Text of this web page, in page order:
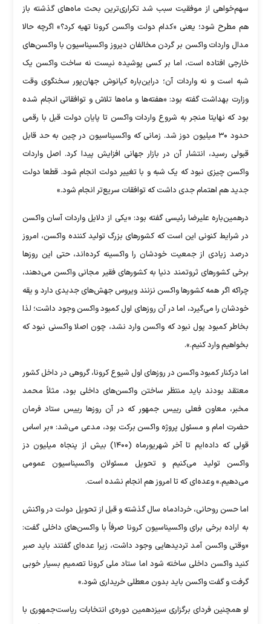
سهم‌خواهی از موفقیت سبب شد تکراری‌ترین بحث ماه‌های گذشته باز
هم مطرح شود؛ یعنی «کدام دولت واکسن کرونا تهیه کرد؟» اگرچه حالا
مدال واردات واکسن بر گردن مخالفان دیروز واکسیناسیون با واکسن‌های
خارجی افتاده است، اما بر کسی پوشیده نیست نه ساخت واکسن یک
شبه است و نه واردات آن؛ دراین‌باره کیانوش جهان‌پور سخنگوی وقت
وزارت بهداشت گفته بود: «هفته‌ها و ماه‌ها تلاش و توافقاتی انجام شده
بود که نهایتا منجر به شروع واردات واکسن تا پایان دولت قبل با رقمی
حدود ۳۰ میلیون دوز شد. زمانی که واکسیناسیون در چین به حد قابل
قبولی رسید، انتشار آن در بازار جهانی افزایش پیدا کرد. اصل واردات
واکسن چیزی نبود که یک شبه و با تغییر دولت انجام شود. قطعا دولت
جدید هم اهتمام جدی داشت که توافقات سریع‌تر انجام شود.»
درهمین‌باره علیرضا رئیسی گفته بود: «یکی از دلایل واردات آسان واکسن
در شرایط کنونی این است که کشور‌های بزرگ تولید کننده واکسن، امروز
درصد زیادی از جمعیت خودشان را واکسینه کرده‌اند، حتی این روز‌ها
برخی کشور‌های ثروتمند دنیا به کشور‌های فقیر مجانی واکسن می‌دهند،
چراکه اگر همه کشور‌ها واکسن نزنند ویروس جهش‌های جدیدی دارد و یقه
خودشان را می‌گیرد، اما در آن روز‌های اول کمبود واکسن وجود داشت؛ لذا
بخاطر کمبود پول نبود که واکسن وارد نشد، چون اصلا واکسنی نبود که
بخواهیم وارد کنیم.».
اما درکنار کمبود واکسن در روز‌های اول شیوع کرونا، گروهی در داخل کشور
معتقد بودند باید منتظر ساختن واکسن‌های داخلی بود، مثلاً محمد
مخبر، معاون فعلی رییس جمهور که در آن روز‌ها رییس ستاد فرمان
حضرت امام و مسئول پروژه واکسن برکت بود، مدعی می‌شد: «بر اساس
قولی که داده‌ایم تا آخر شهریورماه (۱۴۰۰) بیش از پنجاه میلیون دز
واکسن تولید می‌کنیم و تحویل مسئولان واکسیناسیون عمومی
می‌دهیم.» وعده‌ای که تا امروز هم انجام نشده است.
اما حسن روحانی، خردادماه سال گذشته و قبل از تحویل دولت در واکنش
به اراده برخی برای واکسیناسیون کرونا صرفاً با واکسن‌های داخلی گفت:
«وقتی واکسن آمد تردید‌هایی وجود داشت، زیرا عده‌ای گفتند باید صبر
کنید واکسن داخلی ساخته شود اما ستاد ملی کرونا تصمیم بسیار خوبی
گرفت و گفت واکسن باید بدون معطلی خریداری شود.»
او همچنین فردای برگزاری سیزدهمین دوره‌ی انتخابات ریاست‌جمهوری با